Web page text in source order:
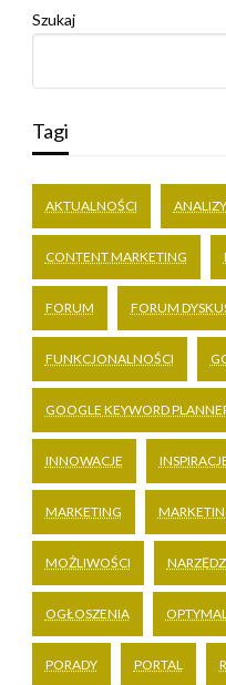
Szukaj
Tagi
AKTUALNOŚCI ANALIZY
CONTENT MARKETING
FORUM FORUM
FUNKCJONALNOŚCI
GOOGLE KEYWORD
INNOWACJE
MARKETING
MOŻLIWOŚCI
OGŁOSZENIA
PORADY PORTAL